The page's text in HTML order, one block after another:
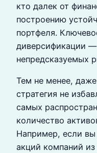
кто далек от
построению
портфеля.
диверсификации
непредсказуемых
Тем не менее,
стратегия не
самых
количество
Например, если вы
акций компаний